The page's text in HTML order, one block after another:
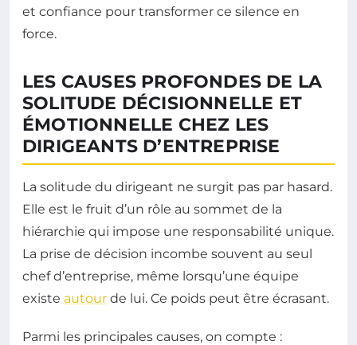
et confiance pour transformer ce silence en
force.
LES CAUSES PROFONDES DE LA
SOLITUDE DÉCISIONNELLE ET
ÉMOTIONNELLE CHEZ LES
DIRIGEANTS D’ENTREPRISE
La solitude du dirigeant ne surgit pas par hasard.
Elle est le fruit d’un rôle au sommet de la
hiérarchie qui impose une responsabilité unique.
La prise de décision incombe souvent au seul
chef d’entreprise, même lorsqu’une équipe
existe autour de lui. Ce poids peut être écrasant.
Parmi les principales causes, on compte :